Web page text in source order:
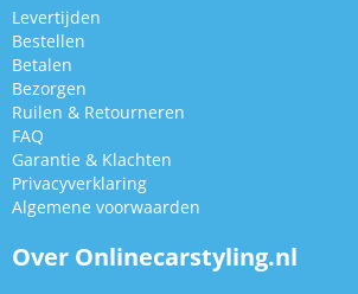
Levertijden
Bestellen
Betalen
Bezorgen
Ruilen & Retourneren
FAQ
Garantie & Klachten
Privacyverklaring
Algemene voorwaarden
Over Onlinecarstyling.nl